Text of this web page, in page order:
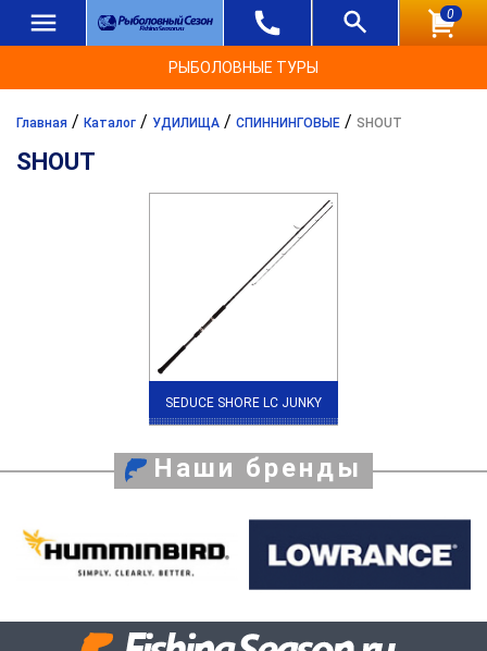
0
РЫБОЛОВНЫЕ ТУРЫ
Главная / Каталог / УДИЛИЩА / СПИННИНГОВЫЕ / SHOUT
SHOUT
SEDUCE SHORE LC JUNKY
Наши бренды